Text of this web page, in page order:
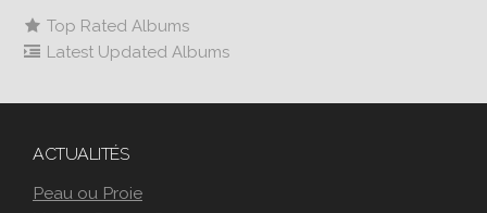
Top Rated Albums
Latest Updated Albums
ACTUALITÉS
Peau ou Proie